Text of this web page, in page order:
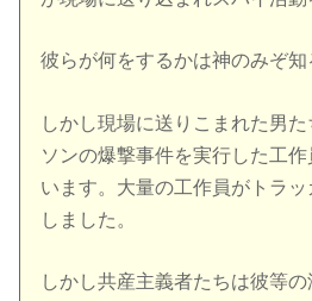
彼らが何をするかは神のみぞ知
しかし現場に送りこまれた男
ソンの爆撃事件を実行した工
います。大量の工作員がトラ
しました。
しかし共産主義者たちは彼等